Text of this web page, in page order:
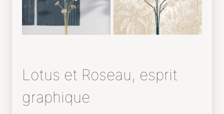
Lotus et Roseau, esprit
graphique